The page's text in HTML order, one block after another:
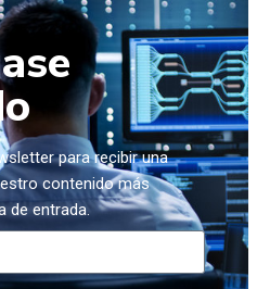
para recibir una
contenido más
de entrada.